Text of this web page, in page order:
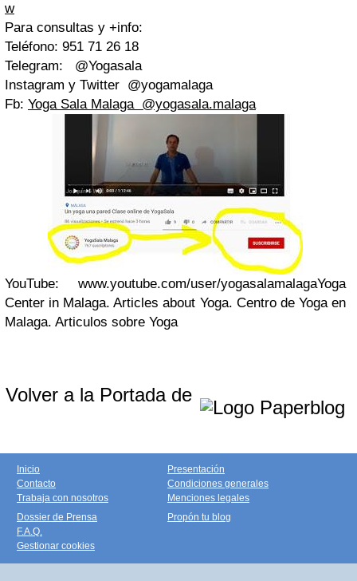
w
Para consultas y +info:
Teléfono: 951 71 26 18
Telegram: @Yogasala
Instagram y Twitter @yogamalaga
Fb: Yoga Sala Malaga @yogasala.malaga
YouTube: www.youtube.com/user/yogasalamalagaYoga
Center in Malaga. Articles about Yoga. Centro de Yoga en
Malaga. Articulos sobre Yoga
Volver a la Portada de
Inicio
Contacto
Trabaja con nosotros
Presentación
Condiciones generales
Menciones legales
Dossier de Prensa
F.A.Q.
Gestionar cookies
Propón tu blog